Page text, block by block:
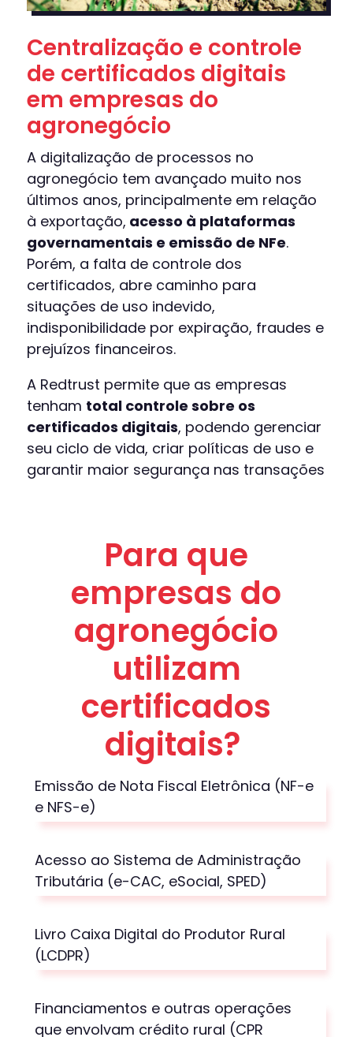
Centralização e controle
de certificados digitais
em empresas do
agronegócio
A digitalização de processos no
agronegócio tem avançado muito nos
últimos anos, principalmente em relação
à exportação, acesso à plataformas
governamentais e emissão de NFe.
Porém, a falta de controle dos
certificados, abre caminho para
situações de uso indevido,
indisponibilidade por expiração, fraudes e
prejuízos financeiros.
A Redtrust permite que as empresas
tenham total controle sobre os
certificados digitais, podendo gerenciar
seu ciclo de vida, criar políticas de uso e
garantir maior segurança nas transações
Para que
empresas do
agronegócio
utilizam
certificados
digitais?
Emissão de Nota Fiscal Eletrônica (NF-e
e NFS-e)
Acesso ao Sistema de Administração
Tributária (e-CAC, eSocial, SPED)
Livro Caixa Digital do Produtor Rural
(LCDPR)
Financiamentos e outras operações
que envolvam crédito rural (CPR